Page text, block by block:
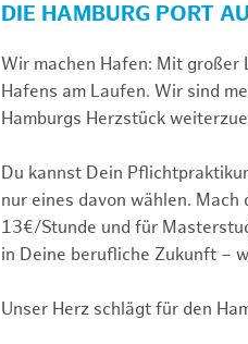
DIE HAMBURG PORT
Wir machen Hafen: Mit großer
Hafens am Laufen. Wir sind
Hamburgs Herzstück
Du kannst Dein
nur eines davon wählen.
13€/Stunde und für
in Deine berufliche Zukunft –
Unser Herz schlägt für den